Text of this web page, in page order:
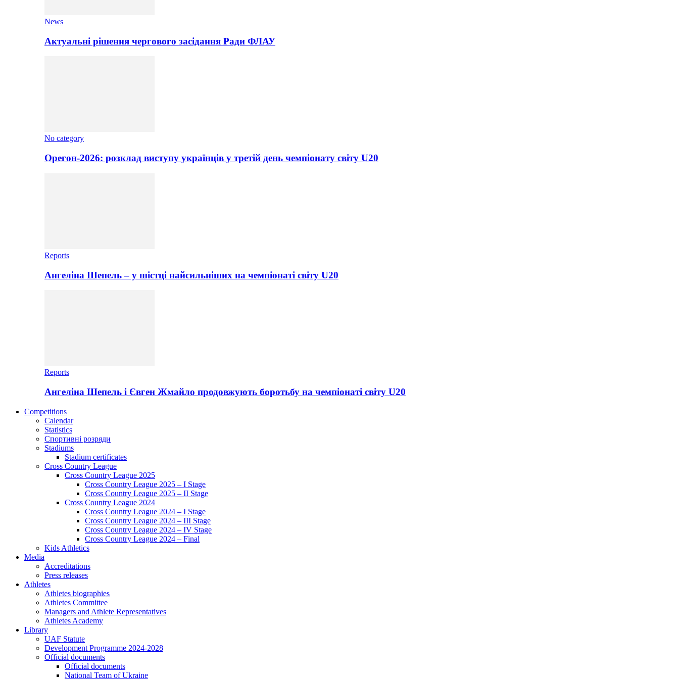
News
Актуальні рішення чергового засідання Ради ФЛАУ
No category
Орегон-2026: розклад виступу українців у третій день чемпіонату світу U20
Reports
Ангеліна Шепель – у шістці найсильніших на чемпіонаті світу U20
Reports
Ангеліна Шепель і Євген Жмайло продовжують боротьбу на чемпіонаті світу U20
Competitions
Calendar
Statistics
Спортивні розряди
Stadiums
Stadium certificates
Cross Country League
Cross Country League 2025
Cross Country League 2025 – I Stage
Cross Country League 2025 – II Stage
Cross Country League 2024
Cross Country League 2024 – I Stage
Cross Country League 2024 – III Stage
Cross Country League 2024 – IV Stage
Cross Country League 2024 – Final
Kids Athletics
Media
Accreditations
Press releases
Athletes
Athletes biographies
Athletes Committee
Managers and Athlete Representatives
Athletes Academy
Library
UAF Statute
Development Programme 2024-2028
Official documents
Official documents
National Team of Ukraine